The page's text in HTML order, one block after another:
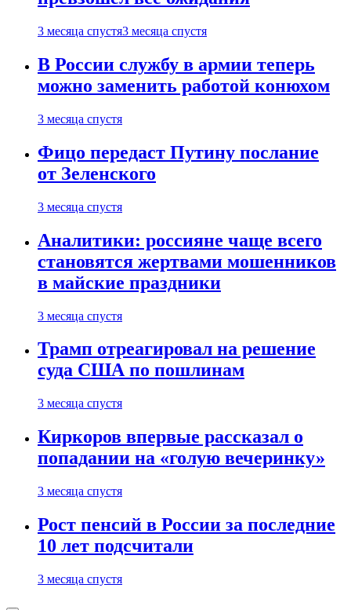
3 месяца спустя3 месяца спустя
В России службу в армии теперь
можно заменить работой конюхом
3 месяца спустя
Фицо передаст Путину послание
от Зеленского
3 месяца спустя
Аналитики: россияне чаще всего
становятся жертвами мошенников
в майские праздники
3 месяца спустя
Трамп отреагировал на решение
суда США по пошлинам
3 месяца спустя
Киркоров впервые рассказал о
попадании на «голую вечеринку»
3 месяца спустя
Рост пенсий в России за последние
10 лет подсчитали
3 месяца спустя